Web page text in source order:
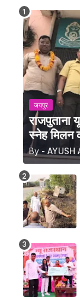
जयपुर
राजपुताना
स्नेह मिलन
By - AYUSH